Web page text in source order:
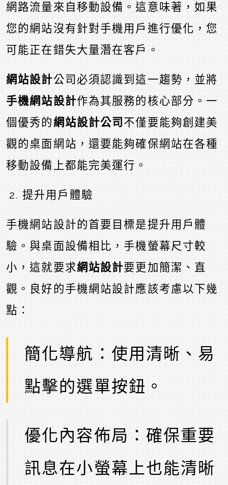
網路流量來自移動設備。這意味著，如果
您的網站沒有針對手機用戶進行優化，您
可能正在錯失大量潛在客戶。
網站設計公司必須認識到這一趨勢，並將
手機網站設計作為其服務的核心部分。一
個優秀的網站設計公司 不僅要能夠創建美
觀的桌面網站，還要能夠確保網站在各種
移動設備上都能完美運行。
提升用戶體驗
手機網站設計的首要目標是提升用戶體
驗。與桌面設備相比，手機螢幕尺寸較
小，這就要求網站設計要更加簡潔、直
觀。良好的手機網站設計應該考慮以下幾
點：
簡化導航：使用清晰、易
點擊的選單按鈕。
優化內容佈局：確保重要
訊息在小螢幕上也能清晰